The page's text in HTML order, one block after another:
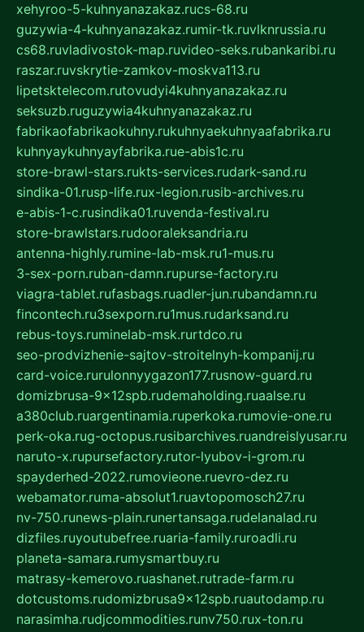
xehyroo-5-kuhnyanazakaz.rucs-68.ru
guzywia-4-kuhnyanazakaz.rumir-tk.ruvlknrussia.ru
cs68.ruvladivostok-map.ruvideo-seks.rubankaribi.ru
raszar.ruvskrytie-zamkov-moskva113.ru
lipetsktelecom.rutovudyi4kuhnyanazakaz.ru
seksuzb.ruguzywia4kuhnyanazakaz.ru
fabrikaofabrikaokuhny.rukuhnyaekuhnyaafabrika.ru
kuhnyaykuhnyayfabrika.rue-abis1c.ru
store-brawl-stars.rukts-services.rudark-sand.ru
sindika-01.rusp-life.rux-legion.rusib-archives.ru
e-abis-1-c.rusindika01.ruvenda-festival.ru
store-brawlstars.rudooraleksandria.ru
antenna-highly.rumine-lab-msk.ru1-mus.ru
3-sex-porn.ruban-damn.rupurse-factory.ru
viagra-tablet.rufasbags.ruadler-jun.rubandamn.ru
fincontech.ru3sexporn.ru1mus.rudarksand.ru
rebus-toys.ruminelab-msk.rurtdco.ru
seo-prodvizhenie-sajtov-stroitelnyh-kompanij.ru
card-voice.rurulonnyygazon177.rusnow-guard.ru
domizbrusa-9x12spb.rudemaholding.ruaalse.ru
a380club.ruargentinamia.ruperkoka.rumovie-one.ru
perk-oka.rug-octopus.rusibarchives.ruandreislyusar.ru
naruto-x.rupursefactory.rutor-lyubov-i-grom.ru
spayderhed-2022.rumovieone.ruevro-dez.ru
webamator.ruma-absolut1.ruavtopomosch27.ru
nv-750.runews-plain.runertansaga.rudelanalad.ru
dizfiles.ruyoutubefree.ruaria-family.ruroadli.ru
planeta-samara.rumysmartbuy.ru
matrasy-kemerovo.ruashanet.rutrade-farm.ru
dotcustoms.rudomizbrusa9x12spb.ruautodamp.ru
narasimha.rudjcommodities.runv750.rux-ton.ru